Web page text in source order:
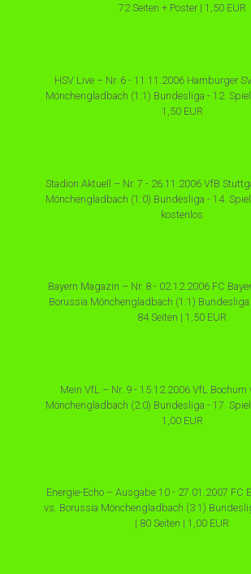
72 Seiten + Poster | 1,50 EUR
HSV Live – Nr. 6 - 11.11.2006 Hamburger
Mönchengladbach (1:1) Bundesliga - 12.
1,50 EUR
Stadion Aktuell – Nr. 7 - 26.11.2006 VfB
Mönchengladbach (1:0) Bundesliga - 14.
kostenlos
Bayern Magazin – Nr. 8 - 02.12.2006 FC
Borussia Mönchengladbach (1:1) Bundesliga
84 Seiten | 1,50 EUR
Mein VfL – Nr. 9 - 15.12.2006 VfL Bochum
Mönchengladbach (2:0) Bundesliga - 17.
1,00 EUR
Energie-Echo – Ausgabe 10 - 27.01.2007 FC
vs. Borussia Mönchengladbach (3:1)
| 80 Seiten | 1,00 EUR